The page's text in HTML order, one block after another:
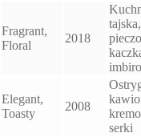
Fragrant,
Floral
2018
tajska,
Elegant,
Toasty
2008
serki